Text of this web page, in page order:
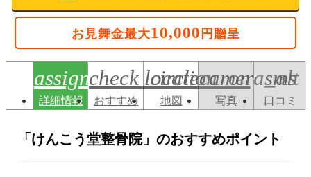
お見舞金最大10,000 円贈呈
assignment
詳細情報
check_circle
おすすめ
location_on
地図
camera_alt
写真
sms
口コミ
「けんこう堂整骨院」のおすすめポイント